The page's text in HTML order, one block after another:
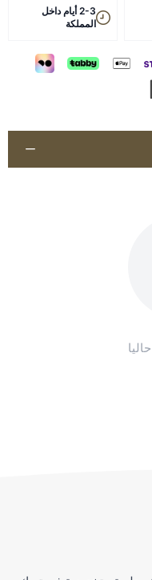
أو الرضاعة إلا باستشارة
الشمس ومتناول الأطفال.
الطبيب البيطري
بفترة الأمان (السحب)؛
2-3 أيام داخل
المملكة